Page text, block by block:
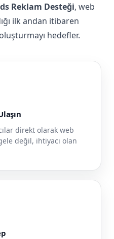
Reklam Desteği, web
ilk andan itibaren
hedefler.
direkt olarak web
değil, ihtiyacı olan